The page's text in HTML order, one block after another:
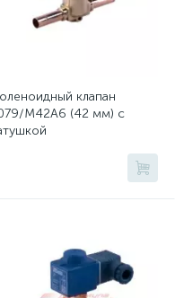
клапан
M42A6 (42 мм) с